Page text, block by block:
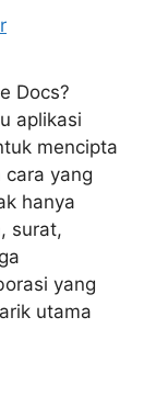
Docs?
aplikasi
mencipta
yang
hanya
surat,
yang
utama